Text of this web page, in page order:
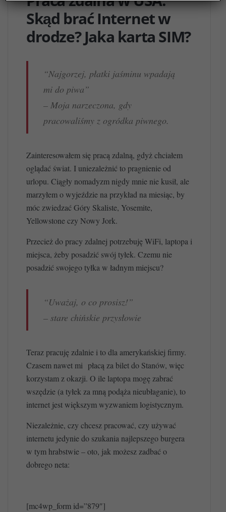
Skąd brać Internet w
drodze? Jaka karta SIM?
“Najgorzej, płatki jaśminu wpadają
mi do piwa”
– Moja narzeczona, gdy
pracowaliśmy z ogródka piwnego.
Zainteresowałem się pracą zdalną, gdyż chciałem
oglądać świat. I uniezależnić to pragnienie od
urlopu. Ciągły nomadyzm nigdy mnie nie kusił, ale
marzyłem o wyjeździe na przykład na miesiąc, by
móc zwiedzać Góry Skaliste, Yosemite,
Yellowstone czy Nowy Jork.
Przecież do pracy zdalnej potrzebuję WiFi, laptopa i
miejsca, żeby posadzić swój tyłek. Czemu nie
posadzić swojego tyłka w ładnym miejscu?
“Uważaj, o co prosisz!”
– stare chińskie przysłowie
Teraz pracuję zdalnie i to dla amerykańskiej firmy.
Czasem nawet mi płacą za bilet do Stanów, więc
korzystam z okazji. O ile laptopa mogę zabrać
wszędzie (a tyłek za mną podąża nieubłaganie), to
internet jest większym wyzwaniem logistycznym.
Niezależnie, czy chcesz pracować, czy używać
internetu jedynie do szukania najlepszego burgera
w tym hrabstwie – oto, jak możesz zadbać o
dobrego neta:
[mc4wp_form id=”879″]